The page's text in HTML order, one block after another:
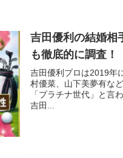
吉田優利の結婚相
も徹底的に調査！
吉田優利プロは2019年
村優菜、山下美夢有な
「プラチナ世代」と言
吉田...